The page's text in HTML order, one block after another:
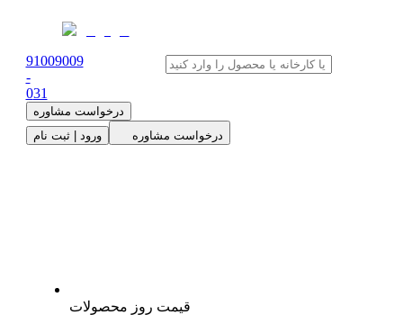
91009009
-
031
درخواست مشاوره
ورود | ثبت نام
درخواست مشاوره
قیمت روز محصولات